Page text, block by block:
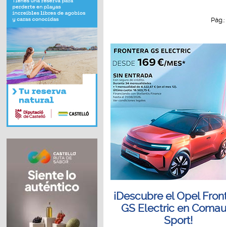
Pág.:
¡Descubre el Opel
GS Electric en
Sport!